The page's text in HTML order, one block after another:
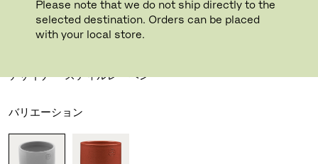
Please note that we do not ship directly to the
selected destination. Orders can be placed
with your local store.
画像をダウンロード 拡大する
デザイナー スティルレーベン
バリエーション